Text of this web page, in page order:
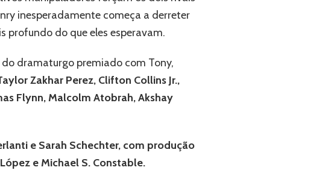
inesperadamente começa a derreter
profundo do que eles esperavam.
dramaturgo premiado com Tony,
Zakhar Perez, Clifton Collins Jr.,
Flynn, Malcolm Atobrah, Akshay
e Sarah Schechter, com produção
e Michael S. Constable.